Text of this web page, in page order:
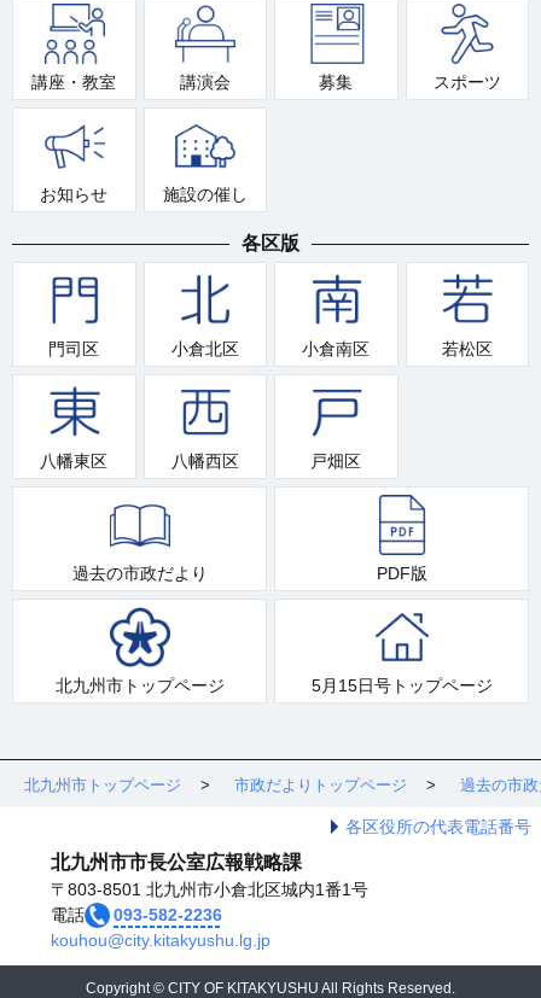
講座・教室 講演会 募集 スポーツ
お知らせ 施設の催し
各区版
門司区 小倉北区 小倉南区 若松区
八幡東区 八幡西区 戸畑区
過去の市政だより PDF版
北九州市トップページ 5月15日号トップページ
北九州市トップページ 市政だよりトップページ 過去の市
各区役所の代表電話番号
北九州市市長公室広報戦略課
〒803-8501 北九州市小倉北区城内1番1号
電話
093-582-2236
kouhou@city.kitakyushu.lg.jp
Copyright © CITY OF KITAKYUSHU All Rights Reserved.